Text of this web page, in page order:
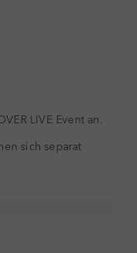
LIVE Event an.
sich separat